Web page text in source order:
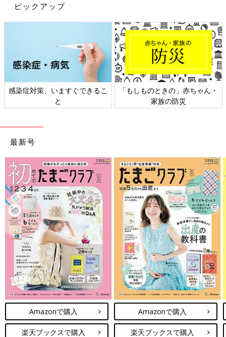
ピックアップ
感染症対策、いますぐできるこ
と
「もしものときの」赤ちゃん・
家族の防災
最新号
Amazonで購入
楽天ブックスで購入
Amazonで購入
楽天ブックスで購入